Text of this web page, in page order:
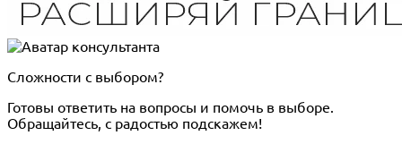
Сложности с выбором?
Готовы ответить на вопросы и помочь в выборе.
Обращайтесь, с радостью подскажем!